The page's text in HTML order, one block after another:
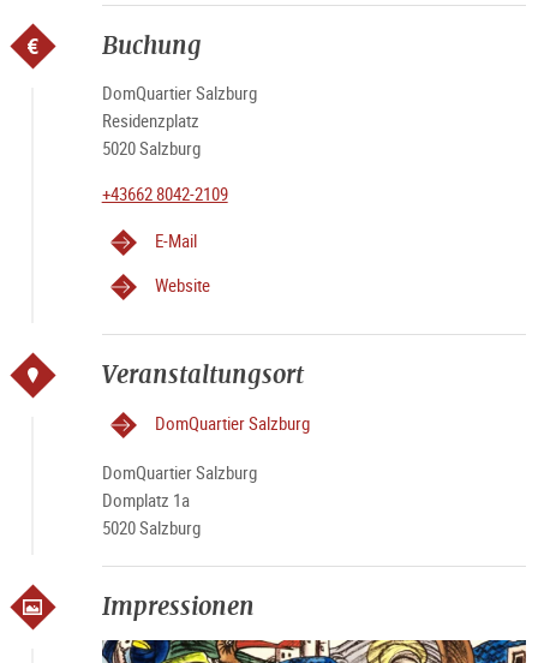
Buchung
DomQuartier Salzburg
Residenzplatz
5020 Salzburg
+43662 8042-2109
E-Mail
Website
Veranstaltungsort
DomQuartier Salzburg
DomQuartier Salzburg
Domplatz 1a
5020 Salzburg
Impressionen